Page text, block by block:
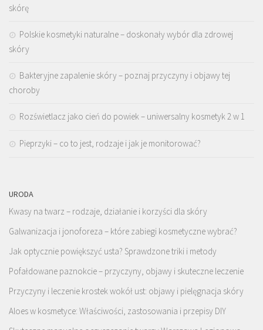
skórę
Polskie kosmetyki naturalne – doskonały wybór dla zdrowej
skóry
Bakteryjne zapalenie skóry – poznaj przyczyny i objawy tej
choroby
Rozświetlacz jako cień do powiek – uniwersalny kosmetyk 2 w 1
Pieprzyki – co to jest, rodzaje i jak je monitorować?
URODA
Kwasy na twarz – rodzaje, działanie i korzyści dla skóry
Galwanizacja i jonoforeza – które zabiegi kosmetyczne wybrać?
Jak optycznie powiększyć usta? Sprawdzone triki i metody
Pofałdowane paznokcie – przyczyny, objawy i skuteczne leczenie
Przyczyny i leczenie krostek wokół ust: objawy i pielęgnacja skóry
Aloes w kosmetyce: Właściwości, zastosowania i przepisy DIY